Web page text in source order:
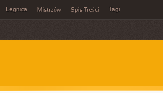
Legnica Mistrzów Spis Treści Tagi